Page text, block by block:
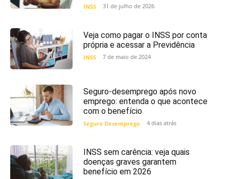
INSS 31 de julho de 2026
Veja como pagar o INSS por conta
própria e acessar a Previdência
INSS 7 de maio de 2024
Seguro-desemprego após novo
emprego: entenda o que acontece
com o benefício
Seguro Desemprego 4 dias atrás
INSS sem carência: veja quais
doenças graves garantem
benefício em 2026